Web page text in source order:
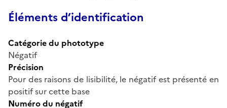
Éléments d’identification
Catégorie du phototype
Négatif
Précision
Pour des raisons de lisibilité, le négatif est présenté en
positif sur cette base
Numéro du négatif